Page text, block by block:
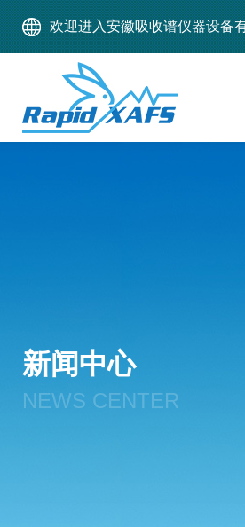
欢迎进入安徽吸收谱仪器设备
新闻中心
NEWS CENTER